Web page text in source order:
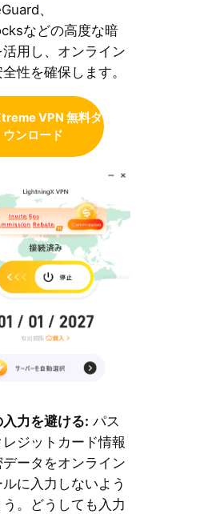
、
などの高度な暗
用し、オンライン
性を確保します。
VPN 無料ダ
ウンロード
力を避ける: パス
ジットカード情報
ータをオンライン
に入力しないよう
。どうしても入力